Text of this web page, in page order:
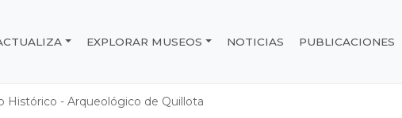
de Chile
EXPLORAR MUSEOS NOTICIAS PUBLICACIONES
Histórico - Arqueológico de Quillota